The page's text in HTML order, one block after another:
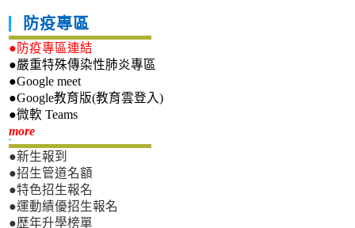
防疫專區
●防疫專區連結
●嚴重特殊傳染性肺炎專區
●Google meet
●Google教育版(教育雲登入)
●微軟 Teams
more新生專區
●新生報到
●招生管道名額
●特色招生報名
●運動績優招生報名
●歷年升學榜單